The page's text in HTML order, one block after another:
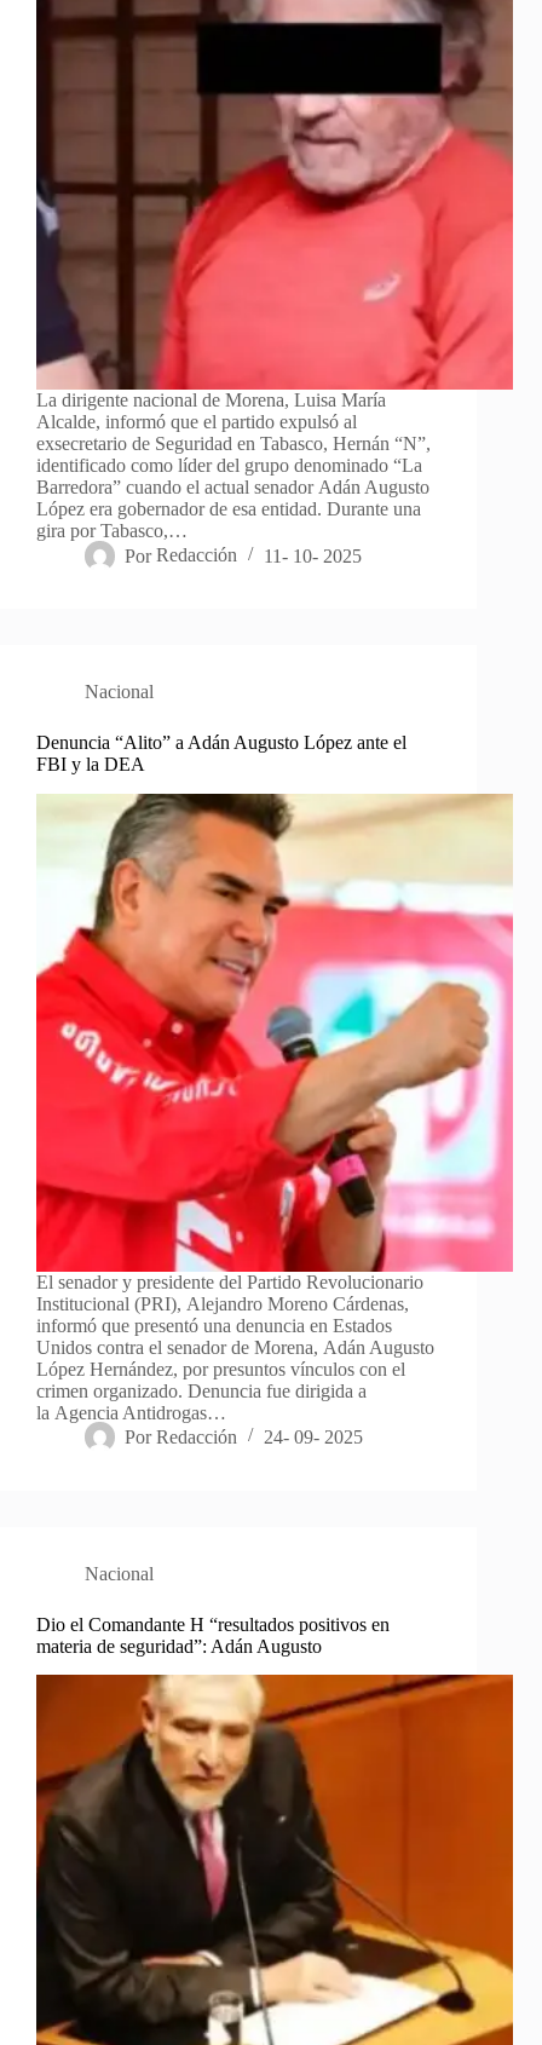
La dirigente nacional de Morena, Luisa María
Alcalde, informó que el partido expulsó al
exsecretario de Seguridad en Tabasco, Hernán “N”,
identificado como líder del grupo denominado “La
Barredora” cuando el actual senador Adán Augusto
López era gobernador de esa entidad. Durante una
gira por Tabasco,…
Por Redacción 11- 10- 2025
Nacional
Denuncia “Alito” a Adán Augusto López ante el
FBI y la DEA
El senador y presidente del Partido Revolucionario
Institucional (PRI), Alejandro Moreno Cárdenas,
informó que presentó una denuncia en Estados
Unidos contra el senador de Morena, Adán Augusto
López Hernández, por presuntos vínculos con el
crimen organizado. Denuncia fue dirigida a
la Agencia Antidrogas…
Por Redacción 24- 09- 2025
Nacional
Dio el Comandante H “resultados positivos en
materia de seguridad”: Adán Augusto